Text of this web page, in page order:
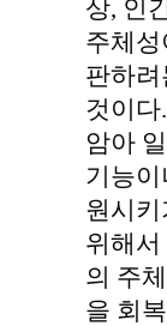
상, 인
주체
판하려
것이
암아
기능
원시키
위해
의 주
을 회